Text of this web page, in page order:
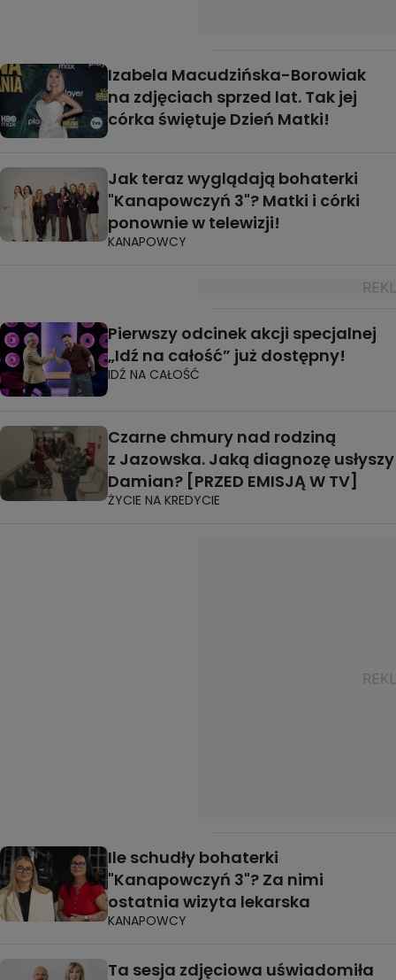
Izabela Macudzińska-Borowiak
na zdjęciach sprzed lat. Tak jej
córka świętuje Dzień Matki!
Jak teraz wyglądają bohaterki
"Kanapowczyń 3"? Matki i córki
ponownie w telewizji!
KANAPOWCY
Pierwszy odcinek akcji specjalnej
„Idź na całość” już dostępny!
IDŹ NA CAŁOŚĆ
Czarne chmury nad rodziną
z Jazowska. Jaką diagnozę usłyszy
Damian? [PRZED EMISJĄ W TV]
ŻYCIE NA KREDYCIE
Ile schudły bohaterki
"Kanapowczyń 3"? Za nimi
ostatnia wizyta lekarska
KANAPOWCY
Ta sesja zdjęciowa uświadomiła